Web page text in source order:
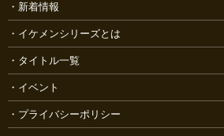
新着情報
イケメンシリーズとは
タイトル一覧
イベント
プライバシーポリシー